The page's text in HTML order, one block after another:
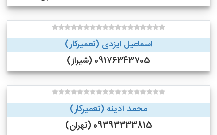
اسماعیل ایزدی (تعمیرکار)
09176343705 (شیراز)
محمد آدینه (تعمیرکار)
09393333815 (تهران)